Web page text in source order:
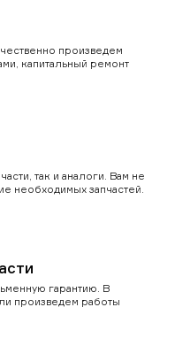
произведем
капитальный ремонт
так и аналоги. Вам не
необходимых запчастей.
гарантию. В
произведем работы